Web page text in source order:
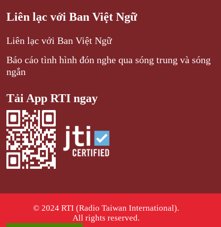
Liên lạc với Ban Việt Ngữ
Liên lạc với Ban Việt Ngữ
Báo cáo tình hình đón nghe qua sóng trung và sóng
ngắn
Tải App RTI ngay
© 2024 RTI (Radio Taiwan International).
All rights reserved.